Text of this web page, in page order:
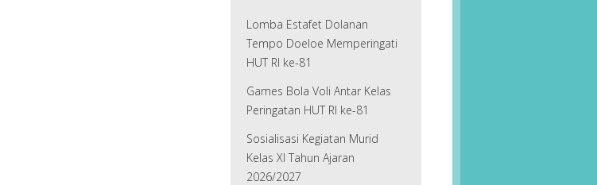
Lomba Estafet Dolanan
Tempo Doeloe Memperingati
HUT RI ke-81
Games Bola Voli Antar Kelas
Peringatan HUT RI ke-81
Sosialisasi Kegiatan Murid
Kelas XI Tahun Ajaran
2026/2027